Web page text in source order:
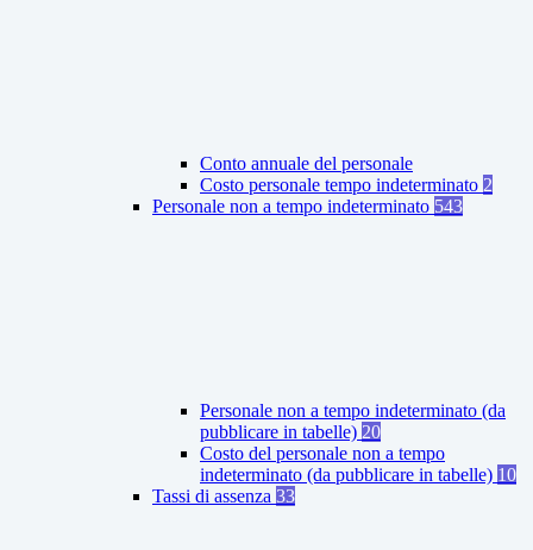
Conto annuale del personale
Costo personale tempo indeterminato 2
Personale non a tempo indeterminato 543
Personale non a tempo indeterminato (da
pubblicare in tabelle) 20
Costo del personale non a tempo
indeterminato (da pubblicare in tabelle) 10
Tassi di assenza 33